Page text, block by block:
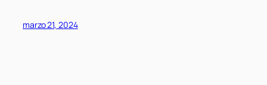
marzo 21, 2024